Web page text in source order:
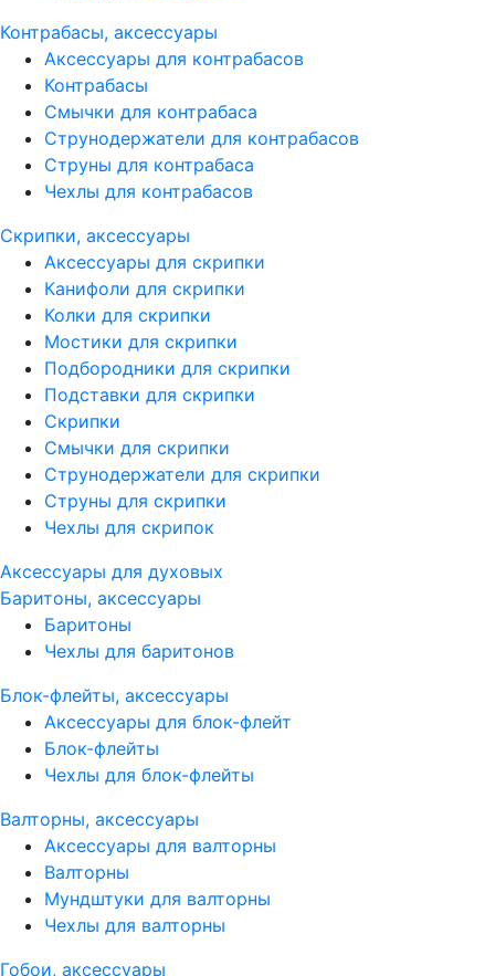
Контрабасы, аксессуары
Аксессуары для контрабасов
Контрабасы
Смычки для контрабаса
Струнодержатели для контрабасов
Струны для контрабаса
Чехлы для контрабасов
Скрипки, аксессуары
Аксессуары для скрипки
Канифоли для скрипки
Колки для скрипки
Мостики для скрипки
Подбородники для скрипки
Подставки для скрипки
Скрипки
Смычки для скрипки
Струнодержатели для скрипки
Струны для скрипки
Чехлы для скрипок
Аксессуары для духовых
Баритоны, аксессуары
Баритоны
Чехлы для баритонов
Блок-флейты, аксессуары
Аксессуары для блок-флейт
Блок-флейты
Чехлы для блок-флейты
Валторны, аксессуары
Аксессуары для валторны
Валторны
Мундштуки для валторны
Чехлы для валторны
Гобои, аксессуары